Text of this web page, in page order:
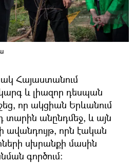
Հայաստանում
և լիազոր դեսպան
որ ակցիան Երևանում
տարին անընդմեջ, և այն
ավանդույթ, որն էական
սխրանքի մասին
գործում: